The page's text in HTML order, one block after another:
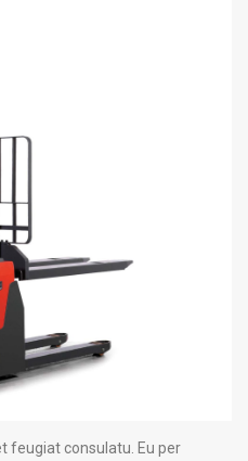
feugiat consulatu. Eu per